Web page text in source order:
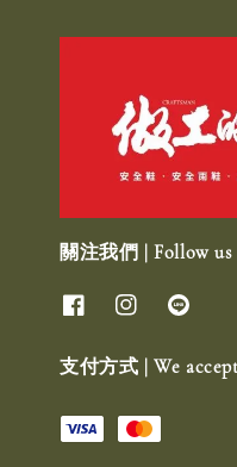
關注我們 | Follow us
支付方式 | We